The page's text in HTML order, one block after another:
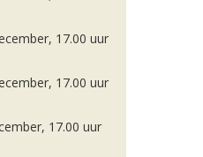
17.00 uur
17.00 uur
17.00 uur